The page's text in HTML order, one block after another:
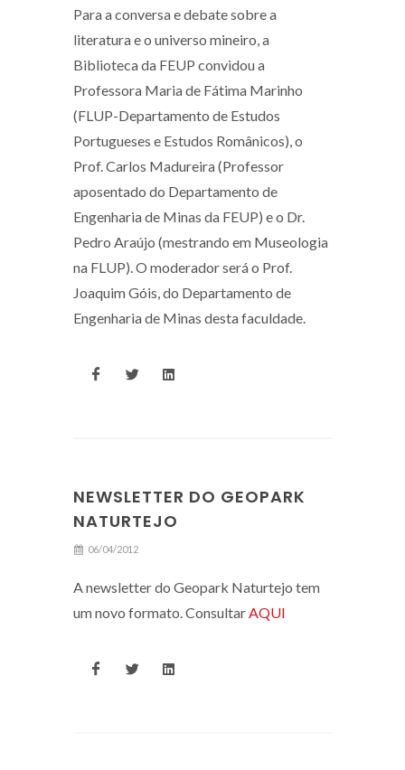
Para a conversa e debate sobre a
literatura e o universo mineiro, a
Biblioteca da FEUP convidou a
Professora Maria de Fátima Marinho
(FLUP-Departamento de Estudos
Portugueses e Estudos Românicos), o
Prof. Carlos Madureira (Professor
aposentado do Departamento de
Engenharia de Minas da FEUP) e o Dr.
Pedro Araújo (mestrando em Museologia
na FLUP). O moderador será o Prof.
Joaquim Góis, do Departamento de
Engenharia de Minas desta faculdade.
NEWSLETTER DO GEOPARK
NATURTEJO
06/04/2012
A newsletter do Geopark Naturtejo tem
um novo formato. ConsultarAQUI